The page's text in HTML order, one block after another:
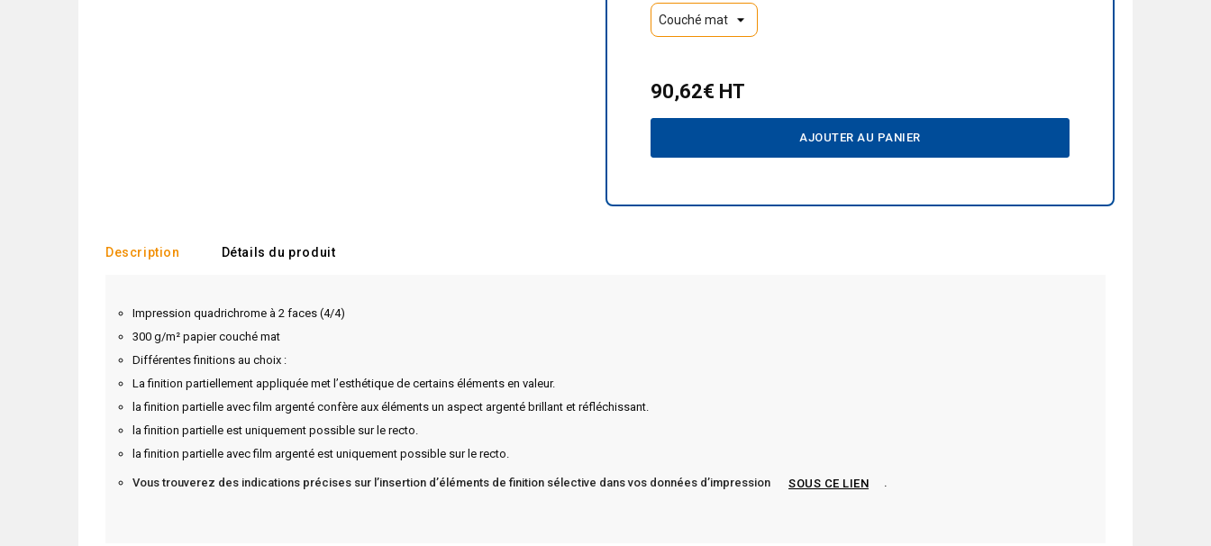
90,62€ HT
AJOUTER AU PANIER
Description Détails du produit
Impression quadrichrome à 2 faces (4/4)
300 g/m² papier couché mat
Différentes finitions au choix :
La finition partiellement appliquée met l’esthétique de certains éléments en valeur.
la finition partielle avec film argenté confère aux éléments un aspect argenté brillant et réfléchissant.
la finition partielle est uniquement possible sur le recto.
la finition partielle avec film argenté est uniquement possible sur le recto.
Vous trouverez des indications précises sur l’insertion d’éléments de finition sélective dans vos données d’impression SOUS CE LIEN .